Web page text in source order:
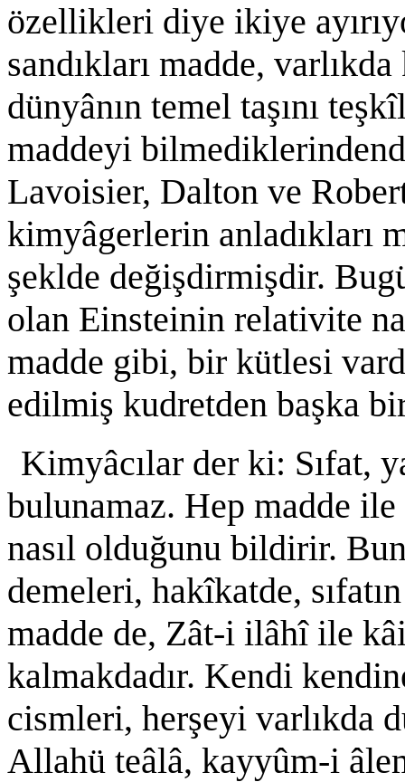
özellikleri diye ikiye
sandıkları madde,
dünyânın temel taşını
maddeyi
Lavoisier, Dalton ve
kimyâgerlerin anladıkları
şeklde değişdirmişdir.
olan Einsteinin relativite
madde gibi, bir kütlesi
edilmiş kudretden başka
Kimyâcılar der ki: Sıfat,
bulunamaz. Hep madde
nasıl olduğunu bildirir.
demeleri, hakîkatde,
madde de, Zât-i ilâhî ile
kalmakdadır. Kendi
cismleri, herşeyi varlıkda
Allahü teâlâ, kayyûm-i